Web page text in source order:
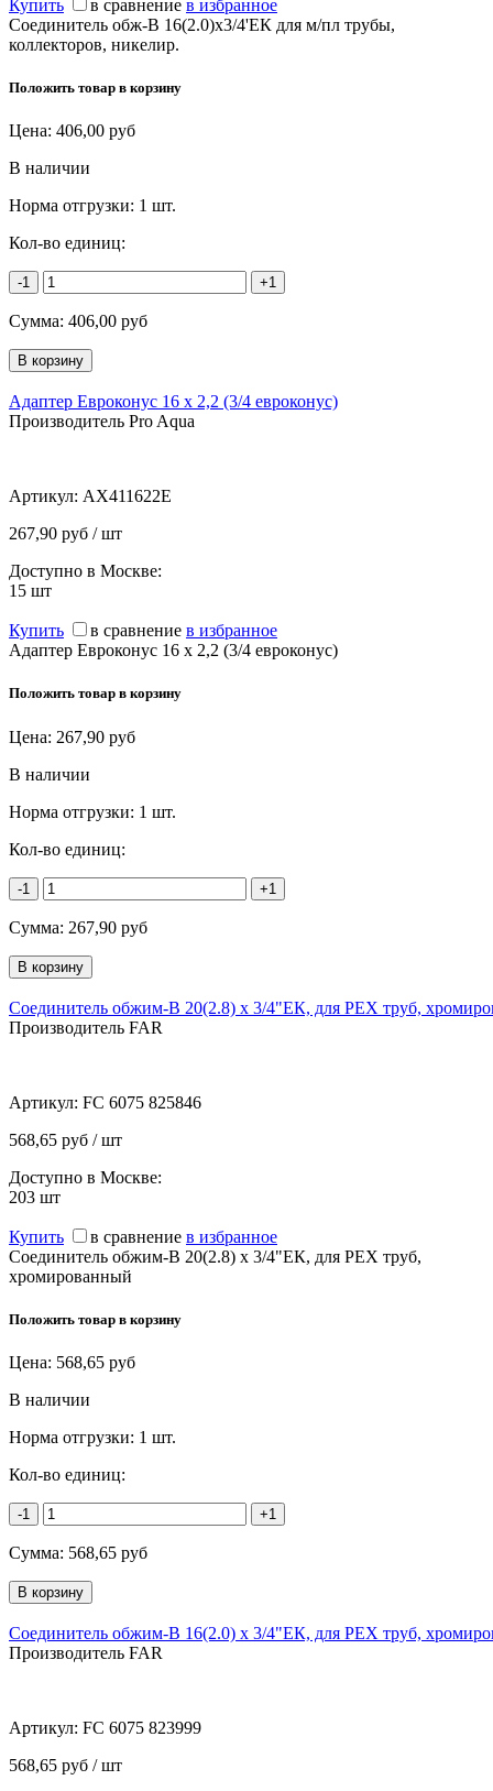
Купить в сравнение в избранное
Соединитель обж-В 16(2.0)х3/4'ЕК для м/пл трубы,
коллекторов, никелир.
Положить товар в корзину
Цена: 406,00 руб
В наличии
Норма отгрузки: 1 шт.
Кол-во единиц:
-1 +1
Сумма: 406,00 руб
Адаптер Евроконус 16 x 2,2 (3/4 евроконус)
Производитель Pro Aqua
Артикул: AX411622E
267,90 руб / шт
Доступно в Москве:
15 шт
Купить в сравнение в избранное
Адаптер Евроконус 16 x 2,2 (3/4 евроконус)
Положить товар в корзину
Цена: 267,90 руб
В наличии
Норма отгрузки: 1 шт.
Кол-во единиц:
-1 +1
Сумма: 267,90 руб
Соединитель обжим-В 20(2.8) х 3/4"ЕК, для PEX труб,
Производитель FAR
Артикул: FC 6075 825846
568,65 руб / шт
Доступно в Москве:
203 шт
Купить в сравнение в избранное
Соединитель обжим-В 20(2.8) х 3/4"ЕК, для PEX труб,
хромированный
Положить товар в корзину
Цена: 568,65 руб
В наличии
Норма отгрузки: 1 шт.
Кол-во единиц:
-1 +1
Сумма: 568,65 руб
Соединитель обжим-В 16(2.0) х 3/4"ЕК, для PEX труб,
Производитель FAR
Артикул: FC 6075 823999
568,65 руб / шт